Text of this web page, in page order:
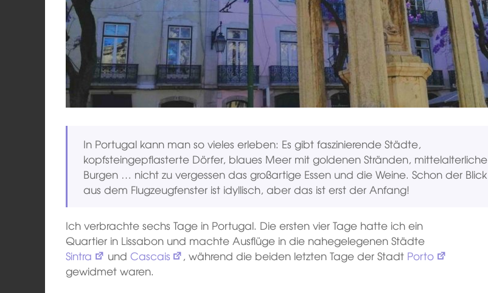
In Portugal kann man so vieles erleben: Es gibt faszinierende Städte,
kopfsteingepflasterte Dörfer, blaues Meer mit goldenen Stränden, mittelalterliche
Burgen … nicht zu vergessen das großartige Essen und die Weine. Schon der Blick
aus dem Flugzeugfenster ist idyllisch, aber das ist erst der Anfang!
Ich verbrachte sechs Tage in Portugal. Die ersten vier Tage hatte ich ein
Quartier in Lissabon und machte Ausflüge in die nahegelegenen Städte
Sintra
und Cascais , während die beiden letzten Tage der Stadt Porto
gewidmet waren.